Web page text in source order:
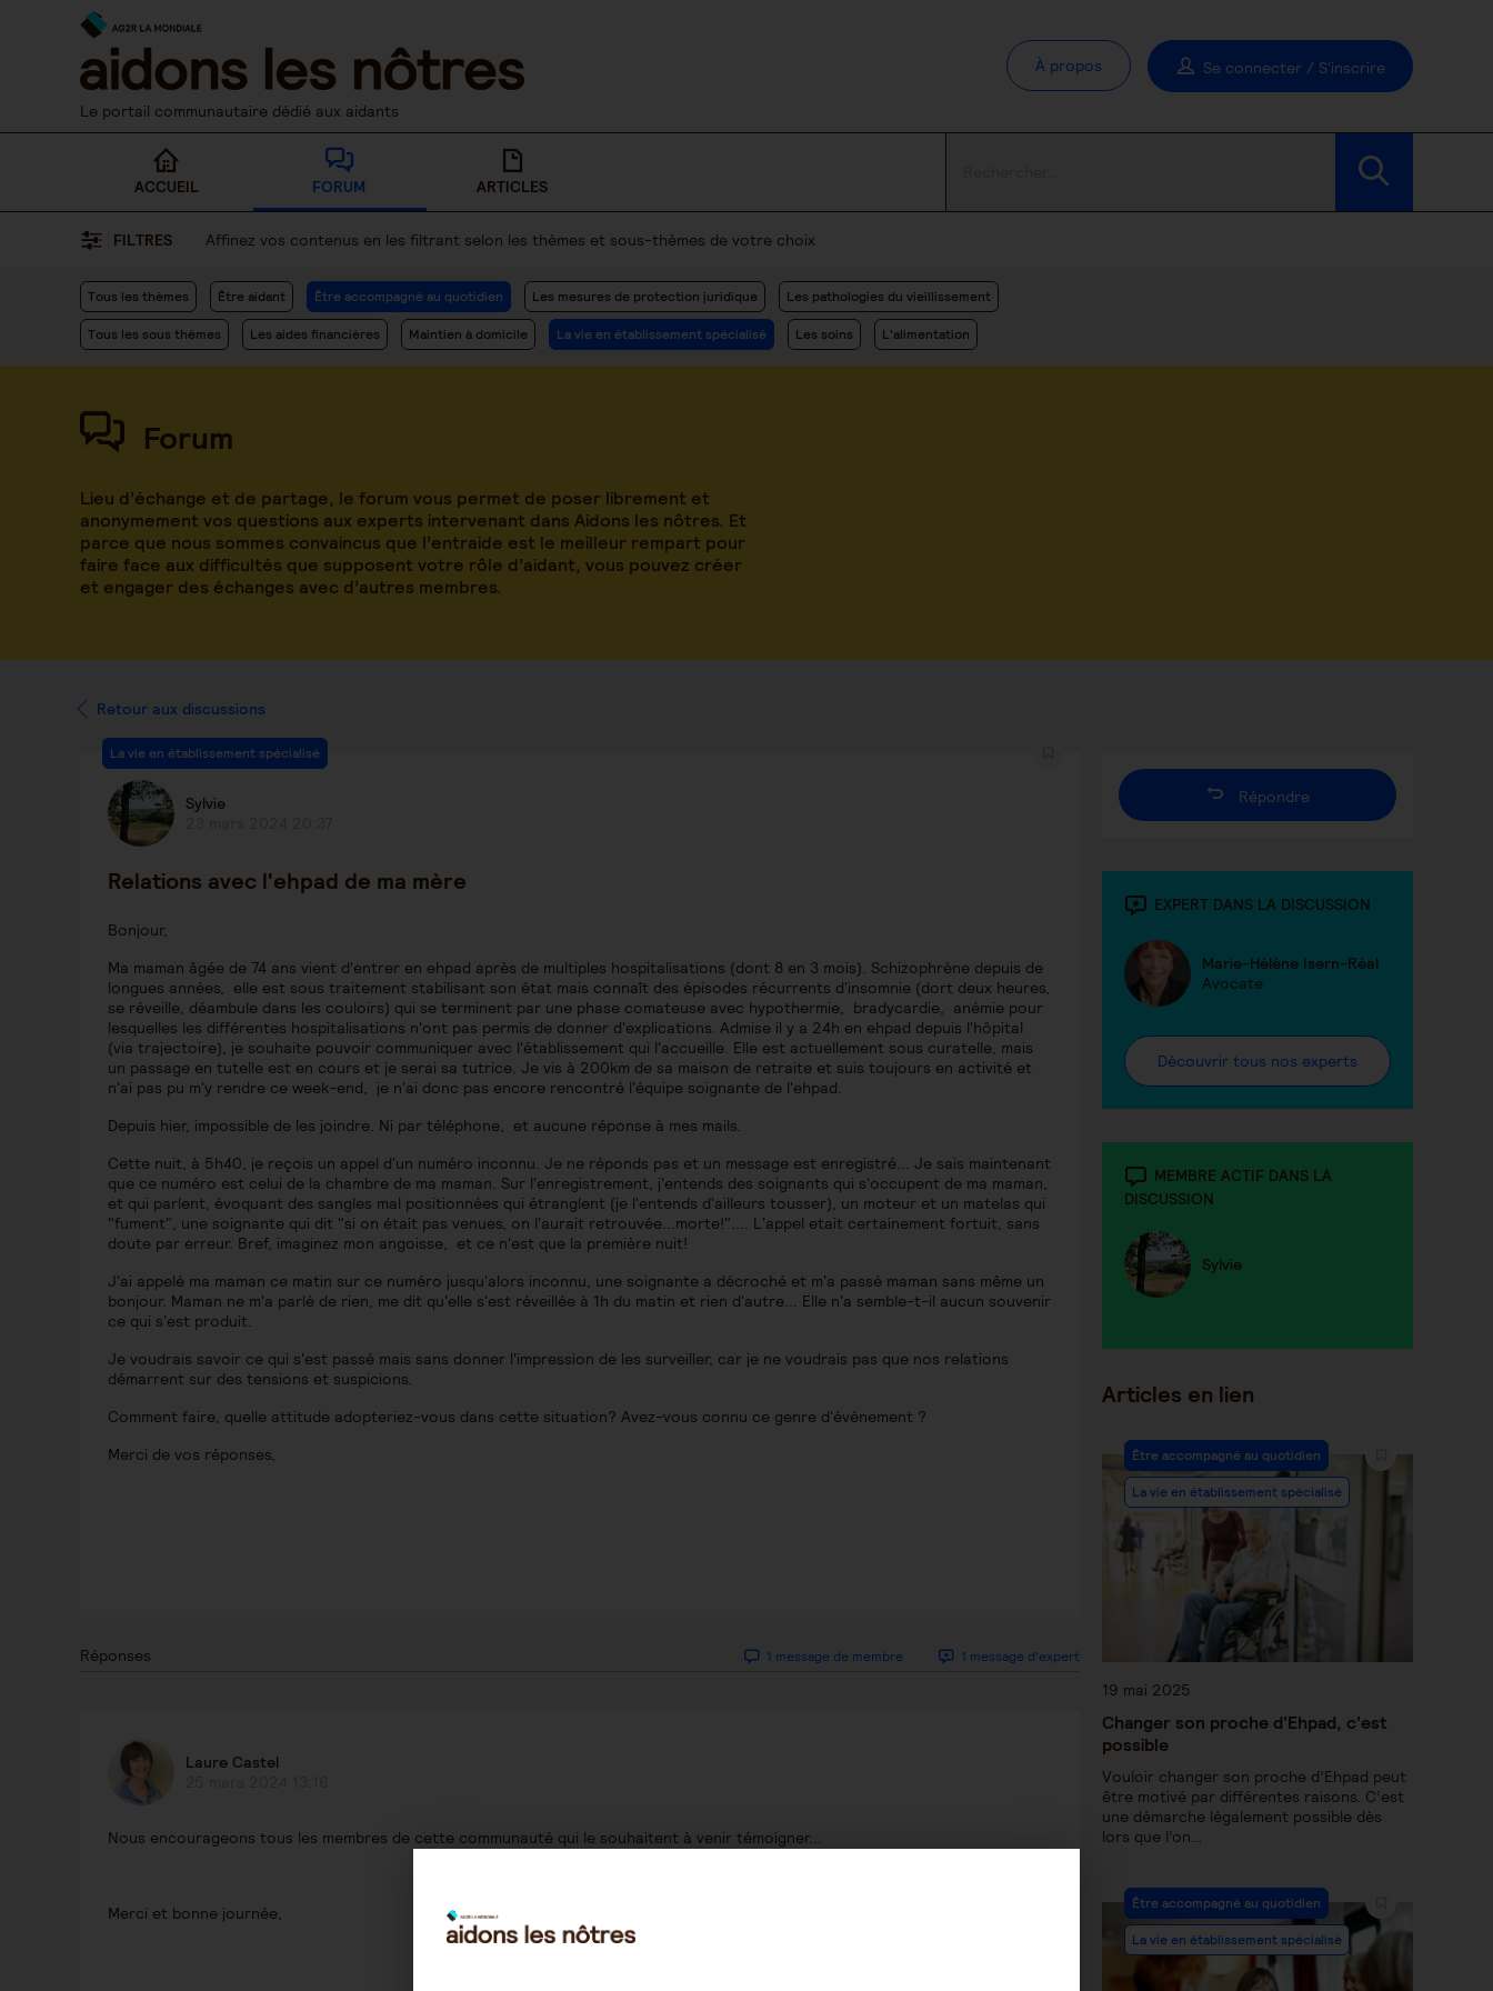
Le portail communautaire dédié aux aidants
À propos Se connecter / S'inscrire
ACCUEIL FORUM ARTICLES
FILTRES Affinez vos contenus en les filtrant selon les thèmes et sous-thèmes de votre choix
Tous les thèmes Être aidant Être accompagné au quotidien
Tous les sous thèmes Les aides financières Maintien à domicile La vie en établissement spécialisé Les soins L'alimentation
Les mesures de protection juridique Les pathologies du vieillissement
Forum
Lieu d’échange et de partage, le forum vous permet de poser librement et
anonymement vos questions aux experts intervenant dans Aidons les nôtres. Et
parce que nous sommes convaincus que l’entraide est le meilleur rempart pour
faire face aux difficultés que supposent votre rôle d’aidant, vous pouvez créer
et engager des échanges avec d’autres membres.
Retour aux discussions
La vie en établissement spécialisé
Sylvie
Relations avec l'ehpad de ma mère
Bonjour,
Ma maman âgée de 74 ans vient d'entrer en ehpad après de multiples hospitalisations (dont 8 en 3 mois). Schizophrène depuis de
longues années, elle est sous traitement stabilisant son état mais connaît des épisodes récurrents d'insomnie (dort deux heures,
se réveille, déambule dans les couloirs) qui se terminent par une phase comateuse avec hypothermie, bradycardie, anémie pour
lesquelles les différentes hospitalisations n'ont pas permis de donner d'explications. Admise il y a 24h en ehpad depuis l'hôpital
(via trajectoire), je souhaite pouvoir communiquer avec l'établissement qui l'accueille. Elle est actuellement sous curatelle, mais
un passage en tutelle est en cours et je serai sa tutrice. Je vis à 200km de sa maison de retraite et suis toujours en activité et
n'ai pas pu m'y rendre ce week-end, je n'ai donc pas encore rencontré l'équipe soignante de l'ehpad.
Depuis hier, impossible de les joindre. Ni par téléphone, et aucune réponse à mes mails.
Cette nuit, à 5h40, je reçois un appel d'un numéro inconnu. Je ne réponds pas et un message est enregistré... Je sais maintenant
que ce numéro est celui de la chambre de ma maman. Sur l'enregistrement, j'entends des soignants qui s'occupent de ma maman,
et qui parlent, évoquant des sangles mal positionnées qui étranglent (je l'entends d'ailleurs tousser), un moteur et un matelas qui
"fument", une soignante qui dit "si on était pas venues, on l'aurait retrouvée...morte!".... L'appel etait certainement fortuit, sans
doute par erreur. Bref, imaginez mon angoisse, et ce n'est que la première nuit!
J'ai appelé ma maman ce matin sur ce numéro jusqu'alors inconnu, une soignante a décroché et m'a passé maman sans même un
bonjour. Maman ne m'a parlé de rien, me dit qu'elle s'est réveillée à 1h du matin et rien d'autre... Elle n'a semble-t-il aucun souvenir
ce qui s'est produit.
Je voudrais savoir ce qui s'est passé mais sans donner l'impression de les surveiller, car je ne voudrais pas que nos relations
démarrent sur des tensions et suspicions.
Comment faire, quelle attitude adopteriez-vous dans cette situation? Avez-vous connu ce genre d'événement ?
Merci de vos réponses,
Réponses 1 message de membre 1 message d'expert
Laure Castel
Nous encourageons tous les membres de cette communauté qui le souhaitent à venir témoigner...
Merci et bonne journée,
Répondre
EXPERT DANS LA DISCUSSION
Marie-Hélène Isern-Réal
Avocate
Découvrir tous nos experts
MEMBRE ACTIF DANS LA
DISCUSSION
Sylvie
Articles en lien
Être accompagné au quotidien
La vie en établissement spécialisé
19 mai 2025
Changer son proche d’Ehpad, c’est
possible
Vouloir changer son proche d’Ehpad peut
être motivé par différentes raisons. C’est
une démarche légalement possible dès
lors que l’on…
Être accompagné au quotidien
La vie en établissement spécialisé